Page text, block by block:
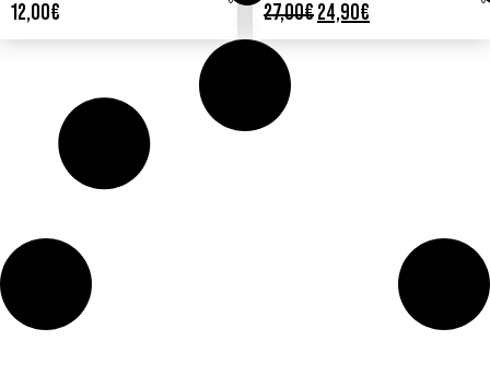
12,00€ 27,00€ 24,90€